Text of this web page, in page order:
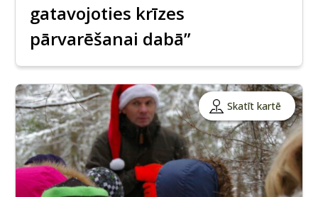
gatavojoties krīzes
pārvarēšanai dabā”
Skatīt kartē